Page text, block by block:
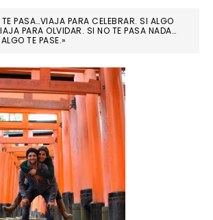
PASA…VIAJA PARA CELEBRAR. SI ALGO
PARA OLVIDAR. SI NO TE PASA NADA…
TE PASE.»